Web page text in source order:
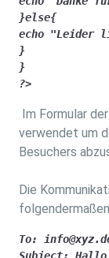
}else{
echo "Leider
}
}
?>
Im Formular
verwendet um
Besuchers
Die
To: